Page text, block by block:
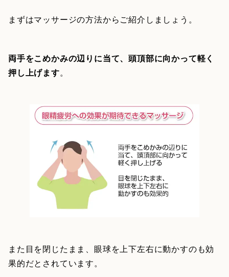
まずはマッサージの方法からご紹介しましょう。
両手をこめかみの辺りに当て、頭頂部に向かって軽く
押し上げます。
また目を閉じたまま、眼球を上下左右に動かすのも効
果的だとされています。